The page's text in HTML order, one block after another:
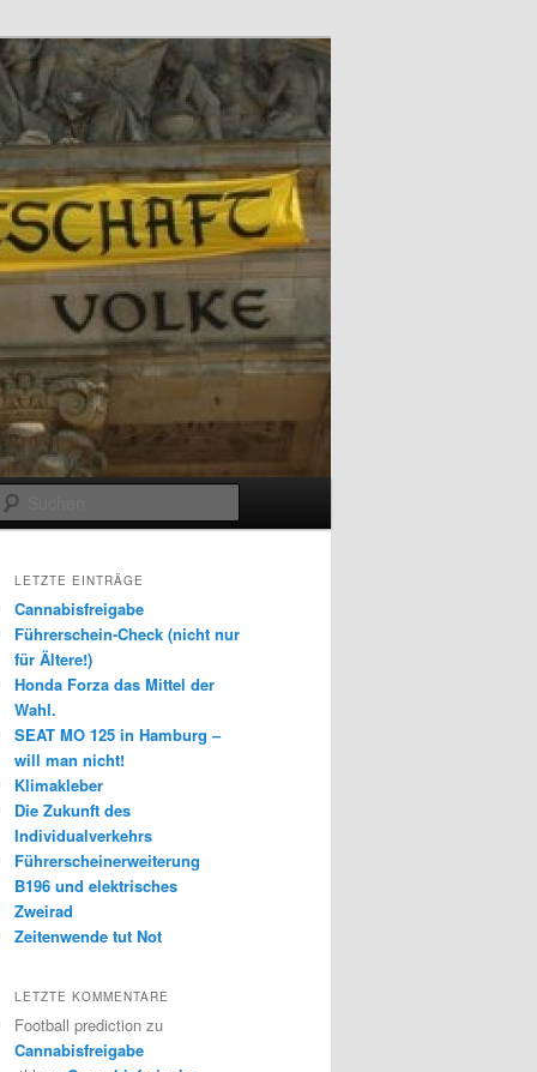
LETZTE EINTRÄGE
Cannabisfreigabe
Führerschein-Check (nicht nur
für Ältere!)
Honda Forza das Mittel der
Wahl.
SEAT MO 125 in Hamburg –
will man nicht!
Klimakleber
Die Zukunft des
Individualverkehrs
Führerscheinerweiterung
B196 und elektrisches
Zweirad
Zeitenwende tut Not
LETZTE KOMMENTARE
Football prediction zu
Cannabisfreigabe